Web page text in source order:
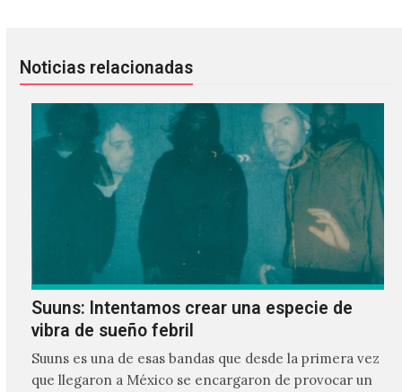
Noticias relacionadas
Suuns: Intentamos crear una especie de
vibra de sueño febril
Suuns es una de esas bandas que desde la primera vez
que llegaron a México se encargaron de provocar un